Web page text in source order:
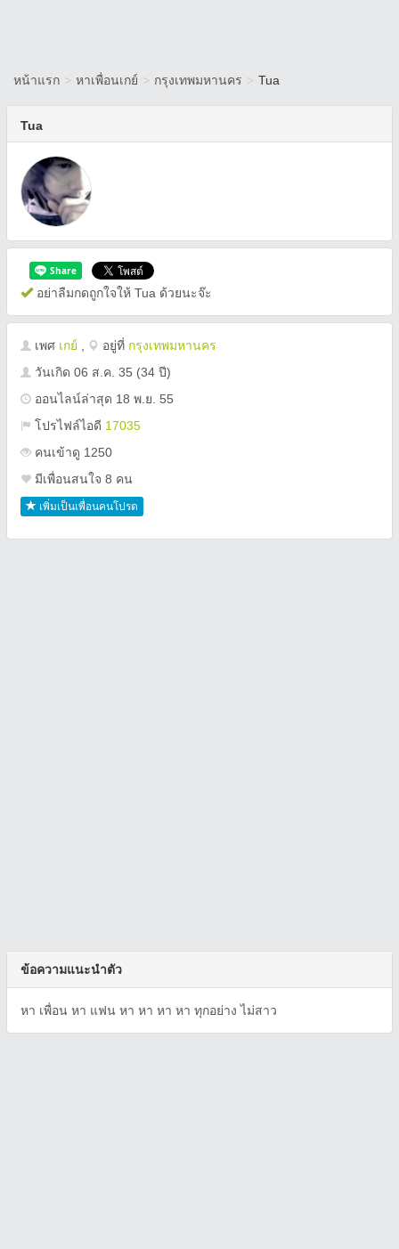
หน้าแรก > หาเพื่อนเกย์ > กรุงเทพมหานคร > Tua
Tua
อย่าลืมกดถูกใจให้ Tua ด้วยนะจ๊ะ
เพศ เกย์ อยู่ที่ กรุงเทพมหานคร
วันเกิด 06 ส.ค. 35 (34 ปี)
ออนไลน์ล่าสุด 18 พ.ย. 55
โปรไฟล์ไอดี 17035
คนเข้าดู 1250
มีเพื่อนสนใจ 8 คน
เพิ่มเป็นเพื่อนคนโปรด
ข้อความแนะนำตัว
หา เพื่อน หา แฟน หา หา หา หา ทุกอย่าง ไม่สาว